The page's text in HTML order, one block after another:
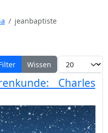
jeanbaptiste
Wissen Toon #
Charles